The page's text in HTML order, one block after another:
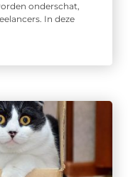
onderschat,
In deze